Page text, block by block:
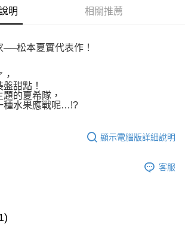
事先徵得法定代理人或監護人之同意方可使用
若未經同意申辦者引起之損失，本公司不負相關責
度；若仍有額度不足之情形，本公司將視審查結果
號或使用他人資訊註冊。若發現惡意使用之情形，
有權停止該用戶之使用額度並採取法律行動。
明 相關推薦
松本夏實代表作！
甜點！
的夏希隊，
種水果應戰呢…!?
顯示電腦版詳細說明
客服